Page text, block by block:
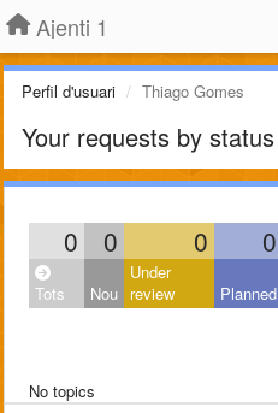
Ajenti 1
Perfil d'usuari Thiago Gomes
Your requests by status
0 0 0 0
Tots Nou
Under
review
Planned
No topics